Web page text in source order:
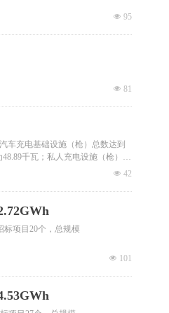
넶 95
넶 81
车充电基础设施（枪）总数达到
千瓦；私人充电设施（枪）
넶 42
标项目20个，总规模
넶 101